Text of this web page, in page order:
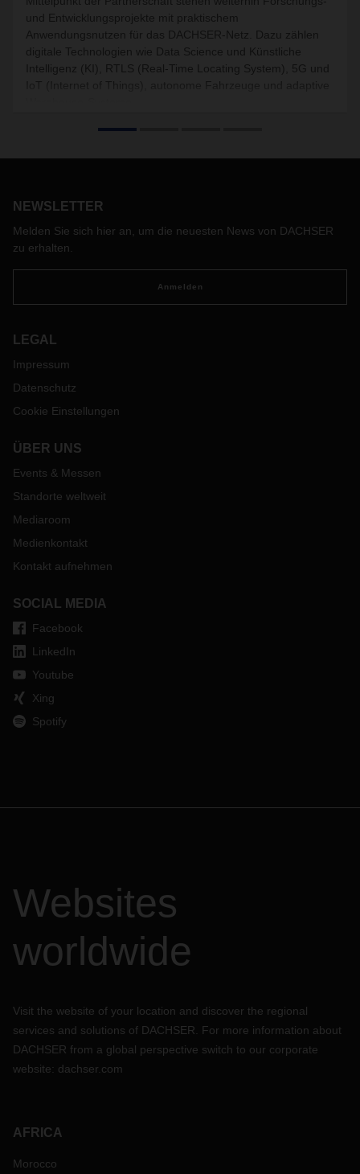
und Entwicklungsprojekte mit praktischem
Anwendungsnutzen für das DACHSER-Netz. Dazu zählen
digitale Technologien wie Data Science und Künstliche
Intelligenz (KI), RTLS (Real-Time Locating System), 5G und
NEWSLETTER
Melden Sie sich hier an, um die neuesten News von DACHSER
zu erhalten.
Anmelden
LEGAL
Impressum
Datenschutz
Cookie Einstellungen
ÜBER UNS
Events & Messen
Standorte weltweit
Mediaroom
Medienkontakt
Kontakt aufnehmen
SOCIAL MEDIA
Facebook
LinkedIn
Youtube
Xing
Spotify
Websites
worldwide
Visit the website of your location and discover the regional
services and solutions of DACHSER. For more information about
DACHSER from a global perspective switch to our corporate
website: dachser.com
AFRICA
Morocco